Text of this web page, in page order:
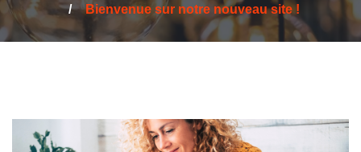
Bienvenue sur notre nouveau site !